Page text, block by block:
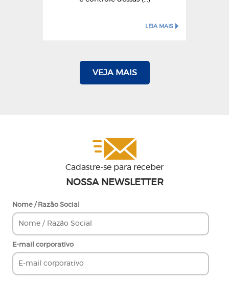
LEIA MAIS
VEJA MAIS
Cadastre-se para receber
NOSSA NEWSLETTER
Nome / Razão Social
E-mail corporativo